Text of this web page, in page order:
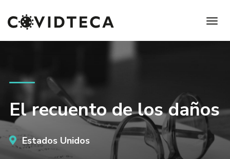
El recuento de los daños
Estados Unidos